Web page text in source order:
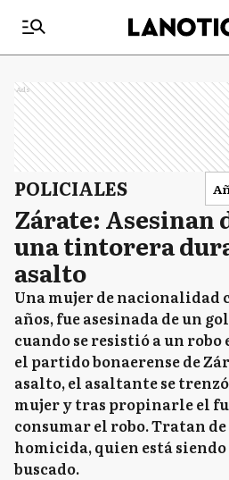
Ads
POLICIALES
Zárate: Asesinan
una tintorera
asalto
Una mujer de nacionalidad
años, fue asesinada de un
cuando se resistió a un
el partido bonaerense de
asalto, el asaltante se
mujer y tras propinarle el
consumar el robo. Tratan
homicida, quien está
buscado.